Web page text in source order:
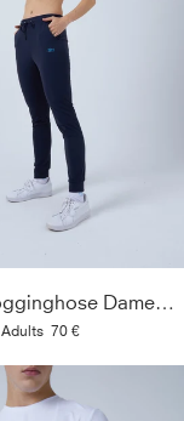
Tennis Jogginghose Damen & Mädchen, navy blau
Adults 70 €